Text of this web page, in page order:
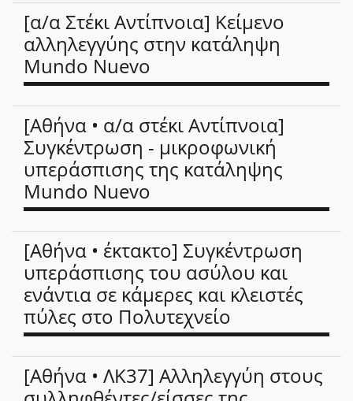
[α/α Στέκι Αντίπνοια] Κείμενο
αλληλεγγύης στην κατάληψη
Mundo Nuevo
[Αθήνα • α/α στέκι Αντίπνοια]
Συγκέντρωση - μικροφωνική
υπεράσπισης της κατάληψης
Mundo Nuevo
[Αθήνα • έκτακτο] Συγκέντρωση
υπεράσπισης του ασύλου και
ενάντια σε κάμερες και κλειστές
πύλες στο Πολυτεχνείο
[Αθήνα • ΛΚ37] Αλληλεγγύη στους